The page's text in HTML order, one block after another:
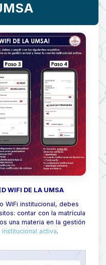
WIFI DE LA UMSA
WiFi institucional, debes
contar con la matrícula
una materia en la gestión
institucional activa.